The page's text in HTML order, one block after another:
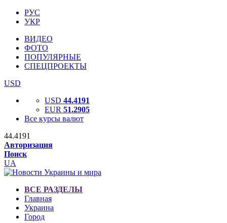
РУС
УКР
ВИДЕО
ФОТО
ПОПУЛЯРНЫЕ
СПЕЦПРОЕКТЫ
USD
USD 44.4191
EUR 51.2905
Все курсы валют
44.4191
Авторизация
Поиск
UA
ВСЕ РАЗДЕЛЫ
Главная
Украина
Город